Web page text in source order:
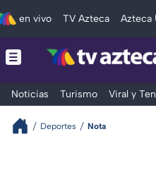
en vivo TV Azteca Azteca
Noticias Turismo Viral y
Deportes Nota